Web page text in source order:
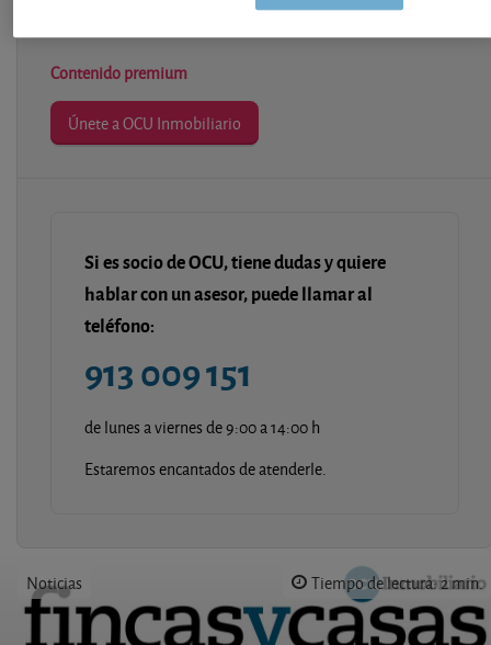
viernes, 1 de julio de 2022
Contenido premium
Únete a OCU Inmobiliario
Si es socio de OCU, tiene dudas y quiere
hablar con un asesor, puede llamar al
teléfono:
913 009 151
de lunes a viernes de 9:00 a 14:00 h
Estaremos encantados de atenderle.
Noticias Tiempo de lectura: 2 min.